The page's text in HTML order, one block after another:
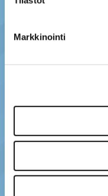
Markkinointi
MYYMÄLÄ
Kauhajoki
AUKIOLOAJAT